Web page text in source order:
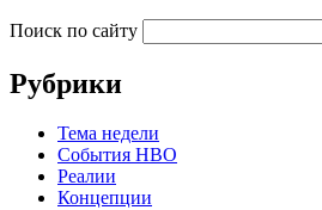
Поиск по сайту
Рубрики
Тема недели
События НВО
Реалии
Концепции